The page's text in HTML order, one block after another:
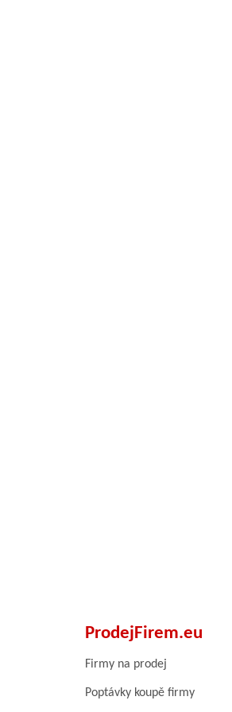
ProdejFirem.eu
Firmy na prodej
Poptávky koupě firmy